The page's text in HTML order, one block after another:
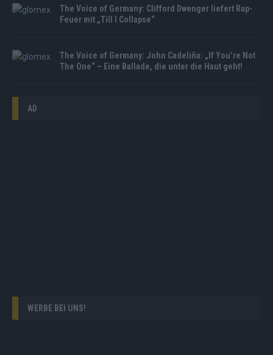
The Voice of Germany: Clifford Dwenger liefert Rap-
Feuer mit „Till I Collapse“
The Voice of Germany: John Cadeliña: „If You’re Not
The One“ – Eine Ballade, die unter die Haut geht!
AD
WERBE BEI UNS!